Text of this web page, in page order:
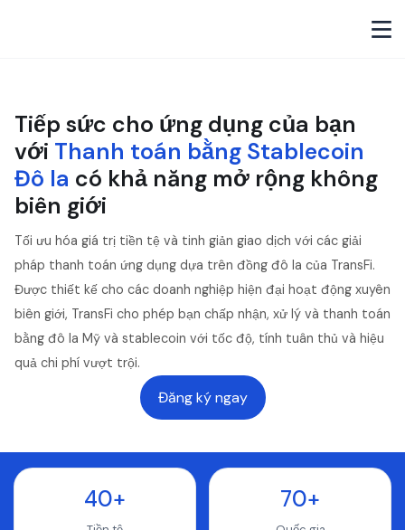
Tiếp sức cho ứng dụng của bạn
với Thanh toán bằng Stablecoin
Đô la có khả năng mở rộng không
biên giới
Tối ưu hóa giá trị tiền tệ và tinh giản giao dịch với các giải
pháp thanh toán ứng dụng dựa trên đồng đô la của TransFi.
Được thiết kế cho các doanh nghiệp hiện đại hoạt động xuyên
biên giới, TransFi cho phép bạn chấp nhận, xử lý và thanh toán
bằng đô la Mỹ và stablecoin với tốc độ, tính tuân thủ và hiệu
quả chi phí vượt trội.
Đăng ký ngay
40+ 70+